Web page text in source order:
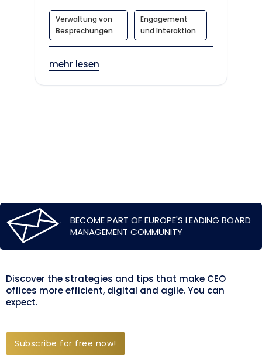
Verwaltung von
Besprechungen
Engagement
und Interaktion
mehr lesen
BECOME PART OF EUROPE'S LEADING BOARD
MANAGEMENT COMMUNITY
Discover the strategies and tips that make CEO
offices more efficient, digital and agile. You can
expect.
Subscribe for free now!